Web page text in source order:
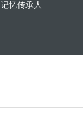
记忆传承人